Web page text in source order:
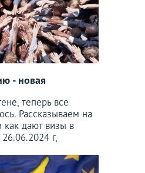
- новая
теперь все
Рассказываем на
дают визы в
г,